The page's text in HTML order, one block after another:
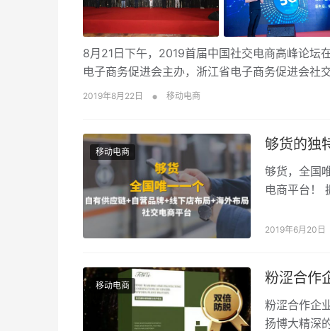
8月21日下午，2019首届中国社交电商高峰论坛
电子商务促进会主办，浙江省电子商务促进会社
2019年8月22日 • 移动电商
移动电商 够货的独
够货，全国
电商平台！
2019年6月20日
移动电商 粉涩合作
粉涩合作企
扬博大精深